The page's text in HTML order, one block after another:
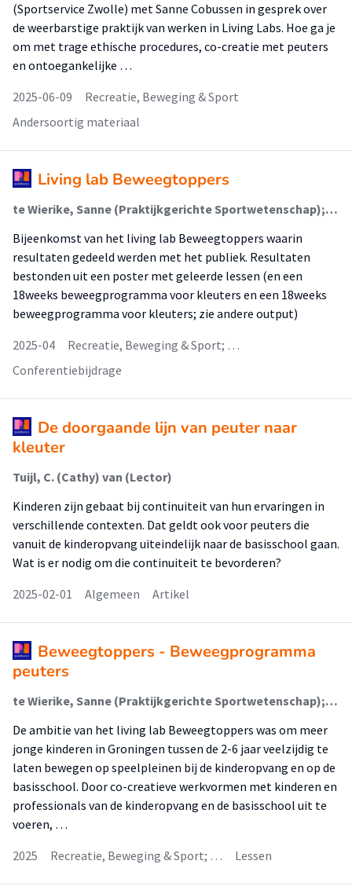
(Sportservice Zwolle) met Sanne Cobussen in gesprek over
de weerbarstige praktijk van werken in Living Labs. Hoe ga je
om met trage ethische procedures, co-creatie met peuters
en ontoegankelijke …
2025-06-09
Recreatie, Beweging & Sport
Andersoortig materiaal
Living lab Beweegtoppers
te Wierike, Sanne (Praktijkgerichte Sportwetenschap); Mombarg, Remo (Praktijkgerichte Sportwetenschap)
Bijeenkomst van het living lab Beweegtoppers waarin
resultaten gedeeld werden met het publiek. Resultaten
bestonden uit een poster met geleerde lessen (en een
18weeks beweegprogramma voor kleuters en een 18weeks
beweegprogramma voor kleuters; zie andere output)
2025-04
Recreatie, Beweging & Sport; …
Conferentiebijdrage
De doorgaande lijn van peuter naar
kleuter
Tuijl, C. (Cathy) van (Lector)
Kinderen zijn gebaat bij continuiteit van hun ervaringen in
verschillende contexten. Dat geldt ook voor peuters die
vanuit de kinderopvang uiteindelijk naar de basisschool gaan.
Wat is er nodig om die continuiteit te bevorderen?
2025-02-01
Algemeen Artikel
Beweegtoppers - Beweegprogramma
peuters
te Wierike, Sanne (Praktijkgerichte Sportwetenschap); Mombarg, Remo (Praktijkgerichte Sportwetenschap); Alingh, Wilrieke
De ambitie van het living lab Beweegtoppers was om meer
jonge kinderen in Groningen tussen de 2-6 jaar veelzijdig te
laten bewegen op speelpleinen bij de kinderopvang en op de
basisschool. Door co-creatieve werkvormen met kinderen en
professionals van de kinderopvang en de basisschool uit te
voeren, …
2025
Recreatie, Beweging & Sport; … Lessen